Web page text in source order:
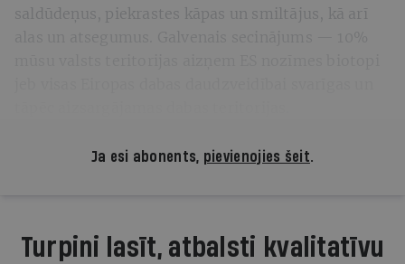
saldūdeņus, piekrastes kāpas un smiltājus, kā arī
Ja esi abonents, pievienojies šeit.
Turpini lasīt, atbalsti kvalitatīvu